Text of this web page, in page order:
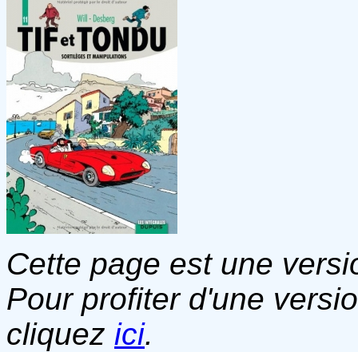
Cette page est une
Pour profiter d'une
cliquez ici.